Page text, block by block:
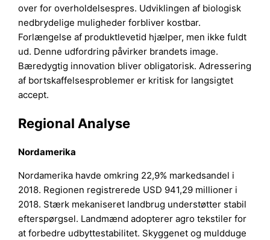
over for overholdelsespres. Udviklingen af biologisk
nedbrydelige muligheder forbliver kostbar.
Forlængelse af produktlevetid hjælper, men ikke fuldt
ud. Denne udfordring påvirker brandets image.
Bæredygtig innovation bliver obligatorisk. Adressering
af bortskaffelsesproblemer er kritisk for langsigtet
accept.
Regional Analyse
Nordamerika
Nordamerika havde omkring 22,9% markedsandel i
2018. Regionen registrerede USD 941,29 millioner i
2018. Stærk mekaniseret landbrug understøtter stabil
efterspørgsel. Landmænd adopterer agro tekstiler for
at forbedre udbyttestabilitet. Skyggenet og muldduge